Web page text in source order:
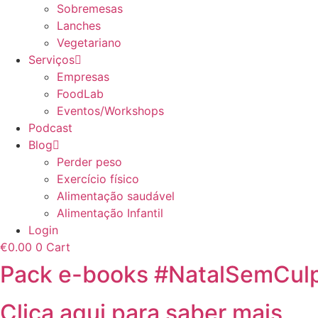
Sobremesas
Lanches
Vegetariano
Serviços
Empresas
FoodLab
Eventos/Workshops
Podcast
Blog
Perder peso
Exercício físico
Alimentação saudável
Alimentação Infantil
Login
€0.00 0 Cart
Pack e-books